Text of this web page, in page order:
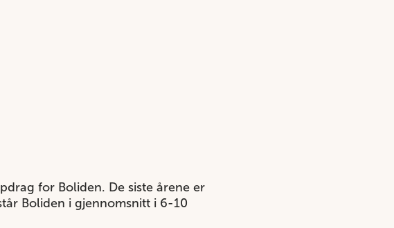
for Boliden. De siste årene er
Boliden i gjennomsnitt i 6-10